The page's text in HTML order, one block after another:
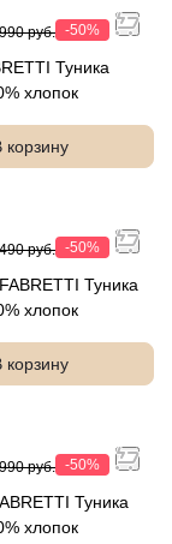
руб. -50%
Туника
хлопок
корзину
руб. -50%
Туника
хлопок
корзину
руб. -50%
Туника
хлопок